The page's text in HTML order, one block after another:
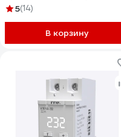
N 50А K5B2A-50
5(14)
В корзину